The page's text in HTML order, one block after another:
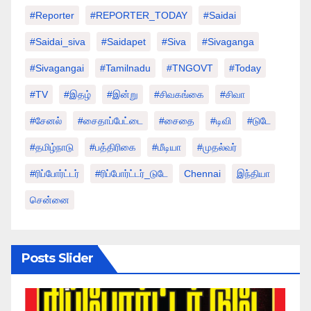
#Reporter #REPORTER_TODAY #saidai
#saidai_siva #saidapet #Siva #Sivaganga
#sivagangai #tamilnadu #TNGOVT #today
#TV #இதழ் #இன்று #சிவகங்கை #சிவா
#சேனல் #சைதாப்பேட்டை #சைதை #டிவி #டுடே
#தமிழ்நாடு #பத்திரிகை #மீடியா #முதல்வர்
#ரிப்போர்ட்டர் #ரிப்போர்ட்டர்_டுடே Chennai இந்தியா
சென்னை
Posts Slider